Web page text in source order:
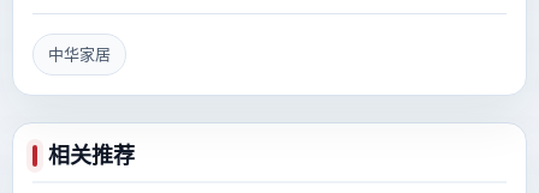
中华家居
相关推荐